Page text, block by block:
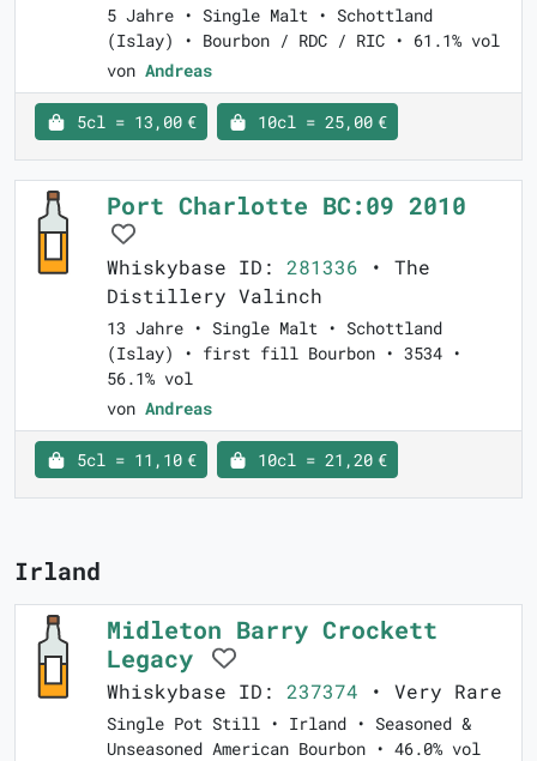
5 Jahre • Single Malt • Schottland
(Islay) • Bourbon / RDC / RIC • 61.1% vol
von Andreas
5cl = 13,00 € 10cl = 25,00 €
Port Charlotte BC:09 2010
Whiskybase ID: 281336 • The
Distillery Valinch
13 Jahre • Single Malt • Schottland
(Islay) • first fill Bourbon • 3534 •
56.1% vol
von Andreas
5cl = 11,10 € 10cl = 21,20 €
Irland
Midleton Barry Crockett
Legacy
Whiskybase ID: 237374 • Very Rare
Single Pot Still • Irland • Seasoned &
Unseasoned American Bourbon • 46.0% vol